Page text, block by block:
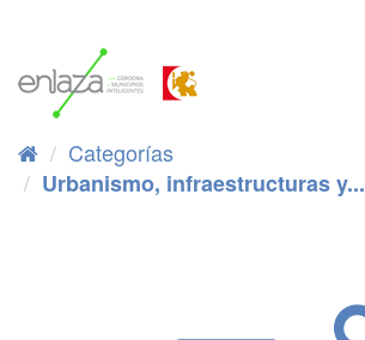
Categorías
Urbanismo, infraestructuras y...